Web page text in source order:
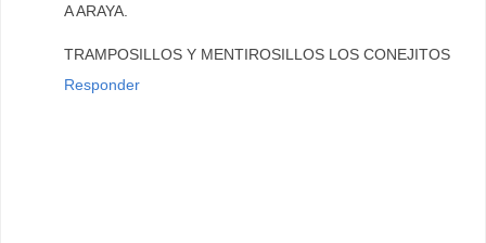
A ARAYA.
TRAMPOSILLOS Y MENTIROSILLOS LOS CONEJITOS
Responder